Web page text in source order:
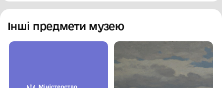
Інші предмети музею